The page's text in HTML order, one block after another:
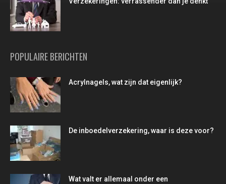
POPULAIRE BERICHTEN
Acrylnagels, wat zijn dat eigenlijk?
De inboedelverzekering, waar is deze voor?
Wat valt er allemaal onder een